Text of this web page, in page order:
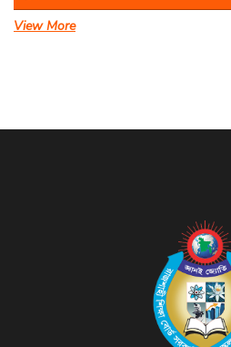
View More